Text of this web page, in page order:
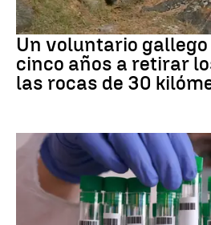
Medio ambiente
Un voluntario
cinco años a retirar
las rocas de 30